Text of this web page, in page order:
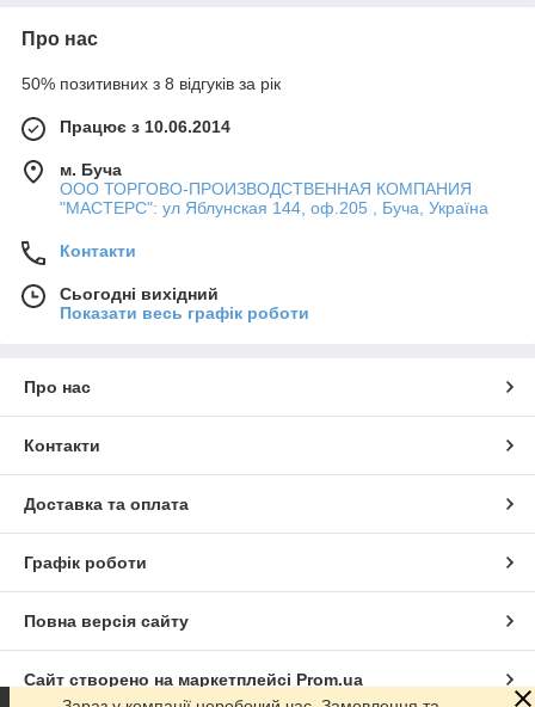
Про нас
50% позитивних з 8 відгуків за рік
Працює з 10.06.2014
м. Буча
ООО ТОРГОВО-ПРОИЗВОДСТВЕННАЯ КОМПАНИЯ
"МАСТЕРС": ул Яблунская 144, оф.205 , Буча, Україна
Контакти
Сьогодні вихідний
Показати весь графік роботи
Про нас
Контакти
Доставка та оплата
Графік роботи
Повна версія сайту
Сайт створено на маркетплейсі Prom.ua